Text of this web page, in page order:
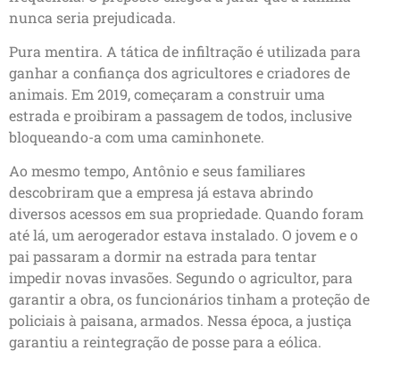
nunca seria prejudicada.
Pura mentira. A tática de infiltração é utilizada para
ganhar a confiança dos agricultores e criadores de
animais. Em 2019, começaram a construir uma
estrada e proibiram a passagem de todos, inclusive
bloqueando-a com uma caminhonete.
Ao mesmo tempo, Antônio e seus familiares
descobriram que a empresa já estava abrindo
diversos acessos em sua propriedade. Quando foram
até lá, um aerogerador estava instalado. O jovem e o
pai passaram a dormir na estrada para tentar
impedir novas invasões. Segundo o agricultor, para
garantir a obra, os funcionários tinham a proteção de
policiais à paisana, armados. Nessa época, a justiça
garantiu a reintegração de posse para a eólica.